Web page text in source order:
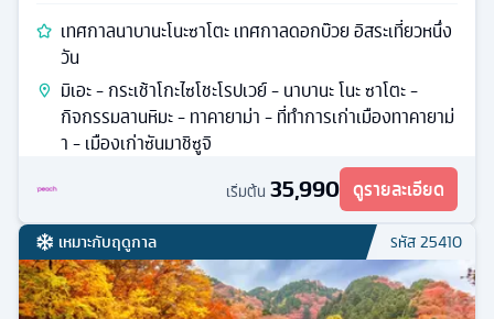
เทศกาลนาบานะโนะซาโตะ เทศกาลดอกบ๊วย อิสระเที่ยวหนึ่ง
วัน
มิเอะ - กระเช้าโกะไซโชะโรปเวย์ - นาบานะ โนะ ซาโตะ -
กิจกรรมลานหิมะ - ทาคายาม่า - ที่ทำการเก่าเมืองทาคายาม่
า - เมืองเก่าซันมาชิซูจิ
เริ่มต้น 35,990 ดูรายละเอียด
เหมาะกับฤดูกาล รหัส25410